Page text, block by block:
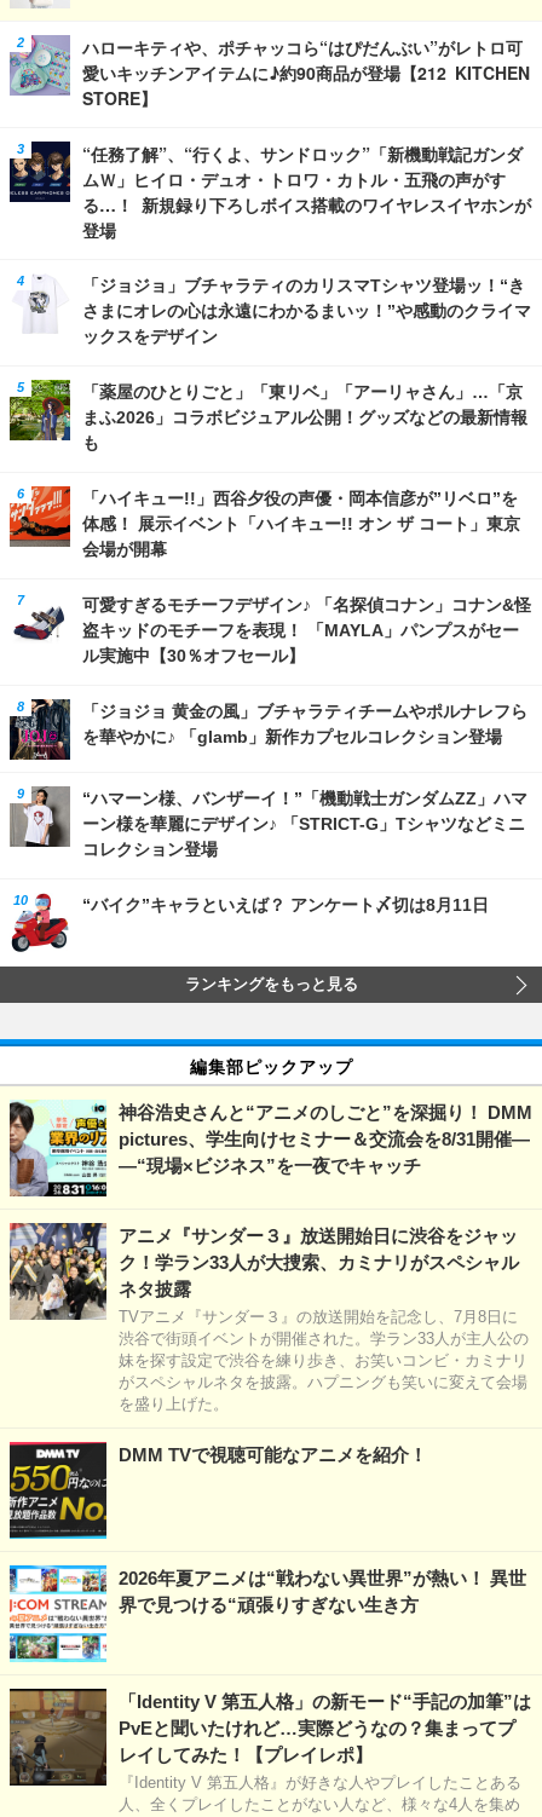
ハローキティや、ポチャッコら“はぴだんぶい”がレトロ可
愛いキッチンアイテムに♪約90商品が登場【212 KITCHEN
STORE】
“任務了解”、“行くよ、サンドロック”「新機動戦記ガンダ
ムＷ」ヒイロ・デュオ・トロワ・カトル・五飛の声がす
る…！ 新規録り下ろしボイス搭載のワイヤレスイヤホンが
登場
「ジョジョ」ブチャラティのカリスマTシャツ登場ッ！“き
さまにオレの心は永遠にわかるまいッ！”や感動のクライマ
ックスをデザイン
「薬屋のひとりごと」「東リベ」「アーリャさん」…「京
まふ2026」コラボビジュアル公開！グッズなどの最新情報
も
「ハイキュー!!」西谷夕役の声優・岡本信彦が”リベロ”を
体感！ 展示イベント「ハイキュー!! オン ザ コート」東京
会場が開幕
可愛すぎるモチーフデザイン♪ 「名探偵コナン」コナン&怪
盗キッドのモチーフを表現！ 「MAYLA」パンプスがセー
ル実施中【30％オフセール】
「ジョジョ 黄金の風」ブチャラティチームやポルナレフら
を華やかに♪ 「glamb」新作カプセルコレクション登場
“ハマーン様、バンザーイ！”「機動戦士ガンダムZZ」ハマ
ーン様を華麗にデザイン♪ 「STRICT-G」Tシャツなどミニ
コレクション登場
“バイク”キャラといえば？ アンケート〆切は8月11日
ランキングをもっと見る
編集部ピックアップ
神谷浩史さんと“アニメのしごと”を深掘り！ DMM
pictures、学生向けセミナー＆交流会を8/31開催―
―“現場×ビジネス”を一夜でキャッチ
アニメ『サンダー３』放送開始日に渋谷をジャッ
ク！学ラン33人が大捜索、カミナリがスペシャル
ネタ披露
TVアニメ『サンダー３』の放送開始を記念し、7月8日に
渋谷で街頭イベントが開催された。学ラン33人が主人公の
妹を探す設定で渋谷を練り歩き、お笑いコンビ・カミナリ
がスペシャルネタを披露。ハプニングも笑いに変えて会場
を盛り上げた。
DMM TVで視聴可能なアニメを紹介！
2026年夏アニメは“戦わない異世界”が熱い！ 異世
界で見つける“頑張りすぎない生き方
「Identity V 第五人格」の新モード“手記の加筆”は
PvEと聞いたけれど…実際どうなの？集まってプ
レイしてみた！【プレイレポ】
『Identity V 第五人格』が好きな人やプレイしたことある
人、全くプレイしたことがない人など、様々な4人を集め